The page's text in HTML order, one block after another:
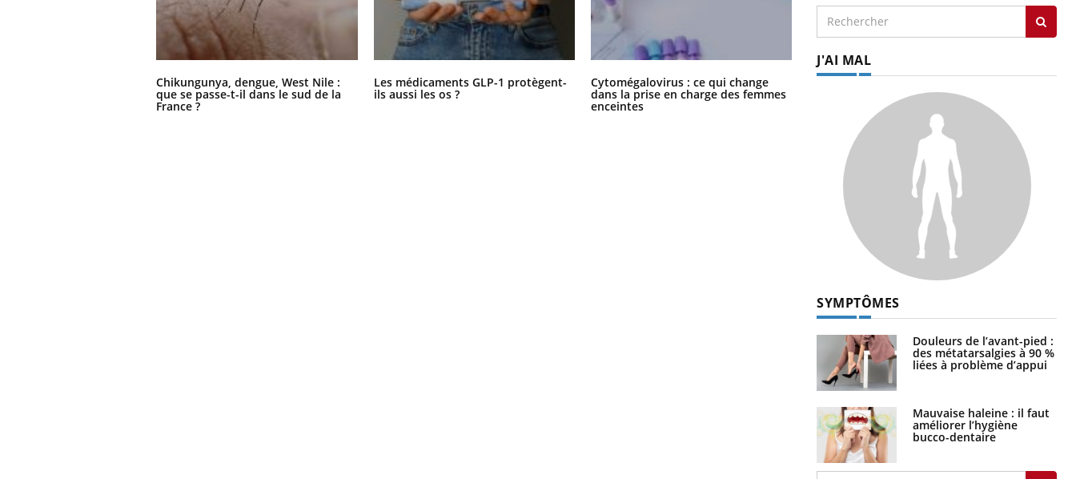
Chikungunya, dengue, West Nile :
que se passe-t-il dans le sud de la
France ?
Les médicaments GLP-1 protègent-
ils aussi les os ?
Cytomégalovirus : ce qui change
dans la prise en charge des femmes
enceintes
La sieste empêche-t-elle de dormir
J'AI MAL
SYMPTÔMES
Douleurs de l’avant-pied :
des métatarsalgies à 90 %
liées à problème d’appui
Mauvaise haleine : il faut
améliorer l’hygiène
bucco-dentaire